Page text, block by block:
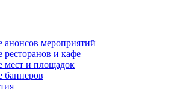
анонсов мероприятий
ресторанов и кафе
мест и площадок
баннеров